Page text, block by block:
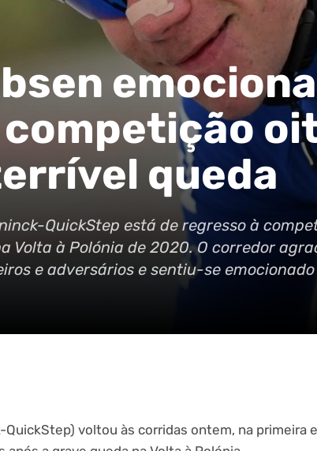
queda
QuickStep está de regresso à
Volta à Polónia de 2020. O corredor
e adversários e sentiu-se emocionado
voltou às corridas ontem, na primeira